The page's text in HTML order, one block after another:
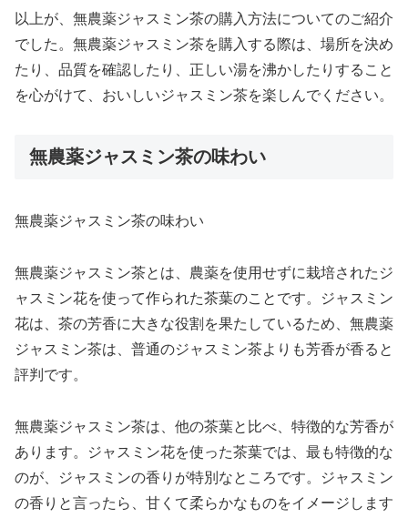
以上が、無農薬ジャスミン茶の購入方法についてのご紹介
でした。無農薬ジャスミン茶を購入する際は、場所を決め
たり、品質を確認したり、正しい湯を沸かしたりすること
を心がけて、おいしいジャスミン茶を楽しんでください。
無農薬ジャスミン茶の味わい
無農薬ジャスミン茶の味わい
無農薬ジャスミン茶とは、農薬を使用せずに栽培されたジ
ャスミン花を使って作られた茶葉のことです。ジャスミン
花は、茶の芳香に大きな役割を果たしているため、無農薬
ジャスミン茶は、普通のジャスミン茶よりも芳香が香ると
評判です。
無農薬ジャスミン茶は、他の茶葉と比べ、特徴的な芳香が
あります。ジャスミン花を使った茶葉では、最も特徴的な
のが、ジャスミンの香りが特別なところです。ジャスミン
の香りと言ったら、甘くて柔らかなものをイメージします